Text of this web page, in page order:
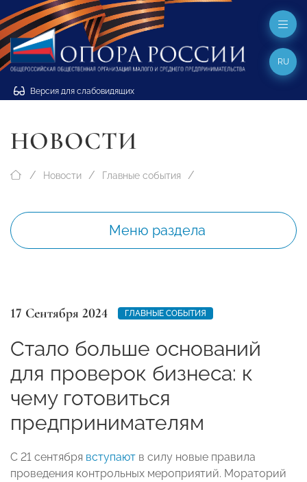
Версия для слабовидящих
RU
НОВОСТИ
Новости Главные события
Меню раздела
17 Сентября 2024 ГЛАВНЫЕ СОБЫТИЯ
Стало больше оснований
для проверок бизнеса: к
чему готовиться
предпринимателям
С 21 сентября вступают в силу новые правила
проведения контрольных мероприятий. Мораторий